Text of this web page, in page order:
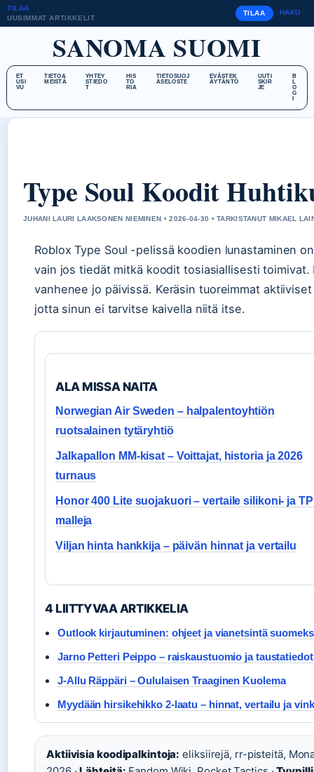
TILAA
UUSIMMAT ARTIKKELIT
TILAA HAKU
SANOMA SUOMI
ET
USI
VU
TIETOA
MEISTÄ
YHTEY
STIEDO
T
HIS
TO
RIA
TIETOSUOJ
ASELOSTE
EVÄSTEK
ÄYTÄNTÖ
UUTI
SKIR
JE
B
L
O
G
Type Soul Koodit
JUHANI LAURI LAAKSONEN NIEMINEN • 2026-04-30 • TARKISTANUT MIKAEL
Roblox Type Soul -pelissä koodien lunastaminen
vain jos tiedät mitkä koodit tosiasiallisesti
vanhenee jo päivissä. Keräsin tuoreimmat
jotta sinun ei tarvitse kaivella niitä itse.
ALA MISSA NAITA
Norwegian Air Sweden – halpalentoyhtiön
ruotsalainen tytäryhtiö
Jalkapallon MM-kisat – Voittajat, historia ja 2026
turnaus
Honor 400 Lite suojakuori – vertaile silikoni- ja
malleja
Viljan hinta hankkija – päivän hinnat ja vertailu
4 LIITTYVAA ARTIKKELIA
Outlook kirjautuminen: ohjeet ja vianetsintä
Jarno Petteri Peippo – raiskaustuomio ja taustatiedot
J-Allu Räppäri – Oululaisen Traaginen Kuolema
Myydään hirsikehikko 2-laatu – hinnat, vertailu ja
Aktiivisia koodipalkintoja: eliksiirejä, rr-pisteitä,